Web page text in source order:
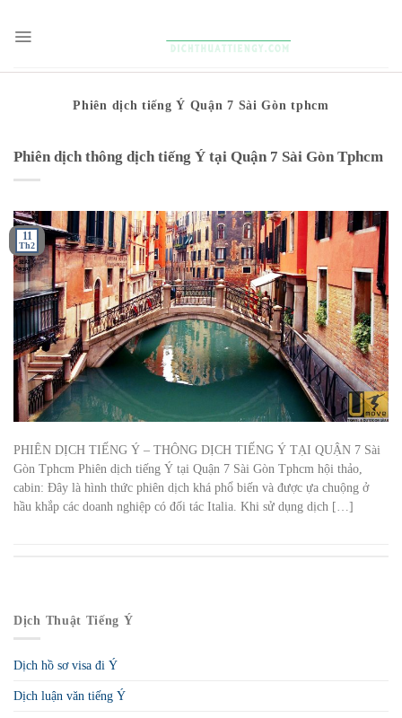
content
Phiên dịch tiếng Ý Quận 7 Sài Gòn tphcm
Phiên dịch thông dịch tiếng Ý tại Quận 7 Sài Gòn Tphcm
11
Th2
PHIÊN DỊCH TIẾNG Ý – THÔNG DỊCH TIẾNG Ý TẠI QUẬN 7 Sài
Gòn Tphcm Phiên dịch tiếng Ý tại Quận 7 Sài Gòn Tphcm hội thảo,
cabin: Đây là hình thức phiên dịch khá phổ biến và được ựa chuộng ở
hầu khắp các doanh nghiệp có đối tác Italia. Khi sử dụng dịch […]
Dịch Thuật Tiếng Ý
Dịch hồ sơ visa đi Ý
Dịch luận văn tiếng Ý